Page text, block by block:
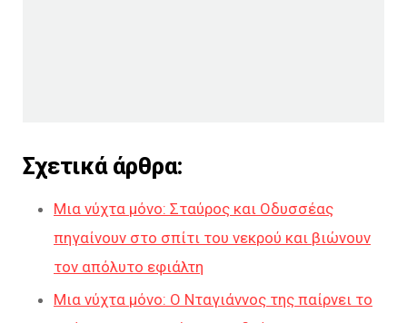
Σχετικά άρθρα:
Μια νύχτα μόνο: Σταύρος και Οδυσσέας
πηγαίνουν στο σπίτι του νεκρού και βιώνουν
τον απόλυτο εφιάλτη
Μια νύχτα μόνο: Ο Νταγιάννος της παίρνει το